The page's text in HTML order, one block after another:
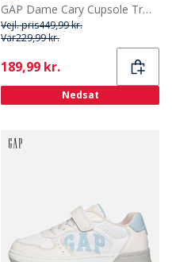
GAP Dame Cary Cupsole Træningssko Hvid
Vejl. pris449,99 kr.
Var229,99 kr.
Current
189,99 kr.
Nedsat